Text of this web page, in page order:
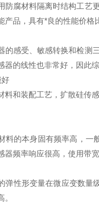
防腐材料隔离时结构工艺
产品，具有*良的性能价格
的感受、敏感转换和检测
器的线性也非常好，因此
好
料和装配工艺，扩散硅传
料的本身固有频率高，一
器频率响应很高，使用带
弹性形变量在微应变数量